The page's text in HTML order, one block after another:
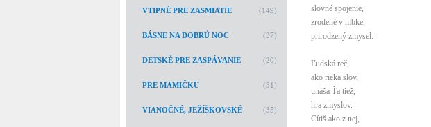
VTIPNÉ PRE ZASMIATIE (149)
BÁSNE NA DOBRÚ NOC (37)
DETSKÉ PRE ZASPÁVANIE (20)
PRE MAMIČKU (31)
VIANOČNÉ, JEŽÍŠKOVSKÉ (35)
slovné spojenie,
zrodené v hĺbke,
prirodzený zmysel.
Ľudská reč,
ako rieka slov,
unáša Ťa tiež,
hra zmyslov.
Cítiš ako z nej,